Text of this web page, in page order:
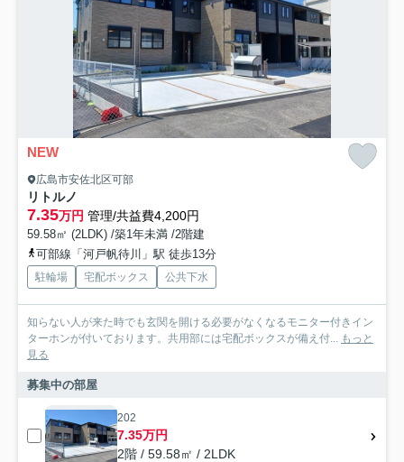
NEW
広島市安佐北区可部
リトルノ
7.35万円 管理/共益費4,200円
59.58㎡ (2LDK) /築1年未満 /2階建
可部線「河戸帆待川」駅 徒歩13分
駐輪場 宅配ボックス 公共下水
知らない人が来た時でも玄関を開ける必要がなくなるモニター付きイン
ターホンが付いております。共用部には宅配ボックスが備え付...
もっと
見る
募集中の部屋
202
7.35万円
2階 / 59.58㎡ / 2LDK